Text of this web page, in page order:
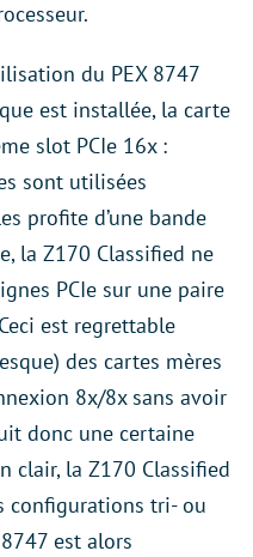
du PEX 8747
est installée, la carte
slot PCIe 16x :
sont utilisées
profite d’une bande
la Z170 Classified ne
PCIe sur une paire
est regrettable
des cartes mères
8x/8x sans avoir
donc une certaine
clair, la Z170 Classified
configurations tri- ou
est alors